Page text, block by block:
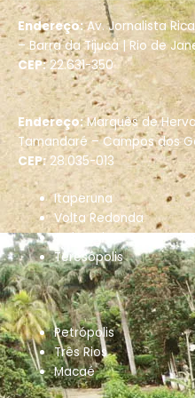
Endereço:Av. Jornalista
– Barra da Tijuca |Rio de
CEP:22.631-350
Endereço:Marquês de
Tamandaré –Campos dos
CEP:28.035-013
Itaperuna
Volta Redonda
Cabo Frio
Teresópolis
Petrópolis
Três Rios
Macaé